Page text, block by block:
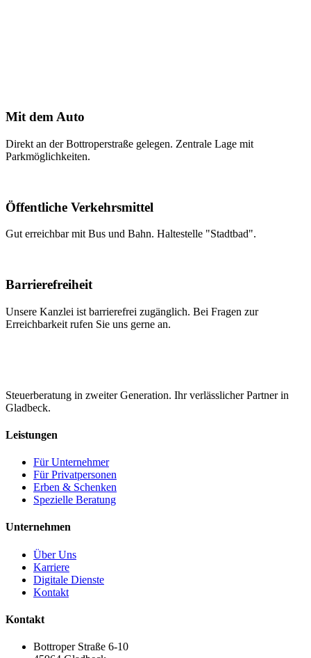
Mit dem Auto
Direkt an der Bottroperstraße gelegen. Zentrale Lage mit
Parkmöglichkeiten.
Öffentliche Verkehrsmittel
Gut erreichbar mit Bus und Bahn. Haltestelle "Stadtbad".
Barrierefreiheit
Unsere Kanzlei ist barrierefrei zugänglich. Bei Fragen zur
Erreichbarkeit rufen Sie uns gerne an.
Steuerberatung in zweiter Generation. Ihr verlässlicher Partner in
Gladbeck.
Leistungen
Für Unternehmer
Für Privatpersonen
Erben & Schenken
Spezielle Beratung
Unternehmen
Über Uns
Karriere
Digitale Dienste
Kontakt
Kontakt
Bottroper Straße 6-10